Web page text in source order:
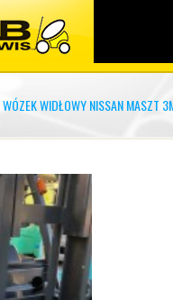
WÓZEK WIDŁOWY NISSAN MASZT